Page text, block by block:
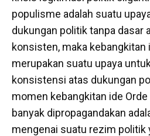
populisme adalah suatu
dukungan politik tanpa dasar
konsisten, maka kebangkitan
merupakan suatu upaya
konsistensi atas dukungan
momen kebangkitan ide Orde
banyak dipropagandakan
mengenai suatu rezim politik